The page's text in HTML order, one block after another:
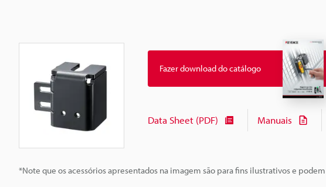
*Note que os acessórios apresentados na imagem são para fins ilustrativos e
Fazer download do catálogo
Data Sheet (PDF) Manuais